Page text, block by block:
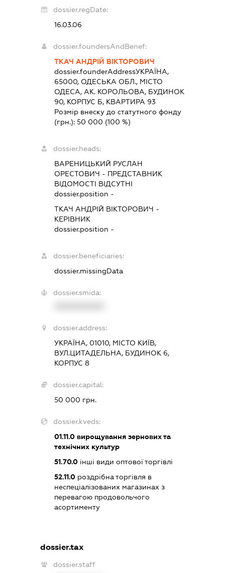
dossier.regDate:
16.03.06
dossier.foundersAndBenef:
ТКАЧ АНДРІЙ ВІКТОРОВИЧ
dossier.founderAddressУКРАЇНА,
65000, ОДЕСЬКА ОБЛ., МІСТО
ОДЕСА, АК. КОРОЛЬОВА, БУДИНОК
90, КОРПУС Б, КВАРТИРА 93
Розмір внеску до статутного фонду
(грн.):50 000 (100 %)
dossier.heads:
ВАРЕНИЦЬКИЙ РУСЛАН
ОРЕСТОВИЧ - ПРЕДСТАВНИК
ВІДОМОСТІ ВІДСУТНІ
dossier.position -
ТКАЧ АНДРІЙ ВІКТОРОВИЧ -
КЕРІВНИК
dossier.position -
dossier.beneficiaries:
dossier.missingData
dossier.smida:
dossier.address:
УКРАЇНА, 01010, МІСТО КИЇВ,
ВУЛ.ЦИТАДЕЛЬНА, БУДИНОК 6,
КОРПУС 8
dossier.capital:
50 000 грн.
dossier.kveds:
01.11.0 вирощування зернових та
технічних культур
51.70.0 інші види оптової торгівлі
52.11.0 роздрібна торгівля в
неспеціалізованих магазинах з
перевагою продовольчого
асортименту
dossier.tax
dossier.staff